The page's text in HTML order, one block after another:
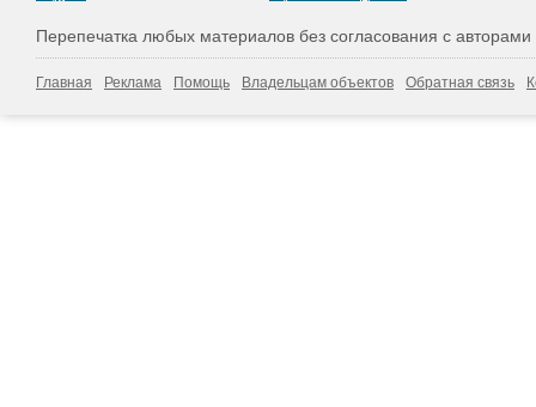
Перепечатка любых материалов без согласования с
Главная Реклама Помощь Владельцам объектов Обратная связь